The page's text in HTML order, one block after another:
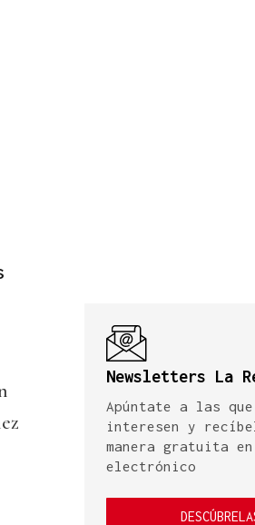
Newsletters La
Apúntate a las
interesen y
manera gratuita
electrónico